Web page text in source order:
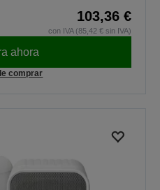
103,36 €
con IVA (85,42 € sin IVA)
ahora
comprar